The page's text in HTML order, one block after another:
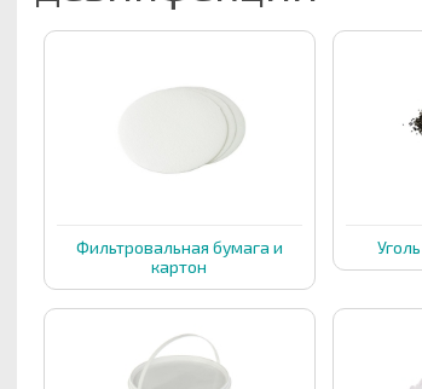
Фильтровальная бумага и
картон